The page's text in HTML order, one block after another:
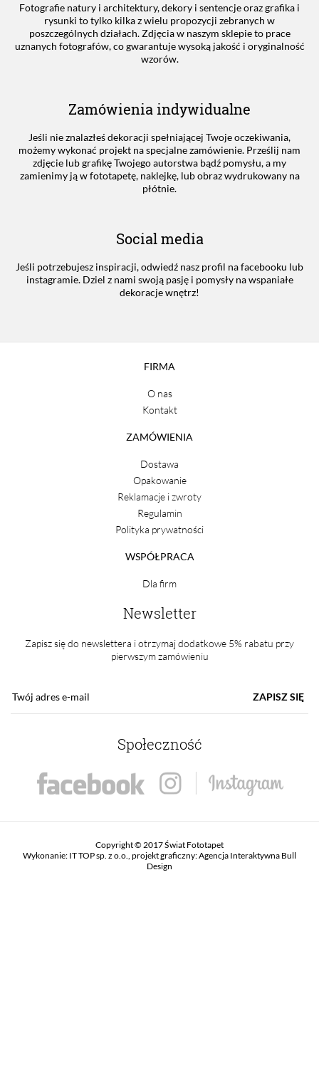
Fotografie natury i architektury, dekory i sentencje oraz grafika i
rysunki to tylko kilka z wielu propozycji zebranych w
poszczególnych działach. Zdjęcia w naszym sklepie to prace
uznanych fotografów, co gwarantuje wysoką jakość i oryginalność
wzorów.
Zamówienia indywidualne
Jeśli nie znalazłeś dekoracji spełniającej Twoje oczekiwania,
możemy wykonać projekt na specjalne zamówienie. Prześlij nam
zdjęcie lub grafikę Twojego autorstwa bądź pomysłu, a my
zamienimy ją w fototapetę, naklejkę, lub obraz wydrukowany na
płótnie.
Social media
Jeśli potrzebujesz inspiracji, odwiedź nasz profil na facebooku lub
instagramie. Dziel z nami swoją pasję i pomysły na wspaniałe
dekoracje wnętrz!
FIRMA
O nas
Kontakt
ZAMÓWIENIA
Dostawa
Opakowanie
Reklamacje i zwroty
Regulamin
Polityka prywatności
WSPÓŁPRACA
Dla firm
Newsletter
Zapisz się do newslettera i otrzymaj dodatkowe 5% rabatu przy
pierwszym zamówieniu
ZAPISZ SIĘ
Społeczność
Copyright © 2017 Świat Fototapet
Wykonanie: IT TOP sp. z o.o. , projekt graficzny:Agencja Interaktywna Bull
Design